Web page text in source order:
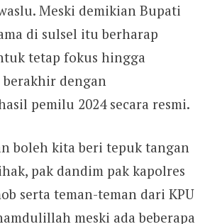
Meski demikian Bupati
di sulsel itu berharap
tetap fokus hingga
dengan
pemilu 2024 secara resmi.
boleh kita beri tepuk tangan
pak dandim pak kapolres
serta teman-teman dari KPU
meski ada beberapa